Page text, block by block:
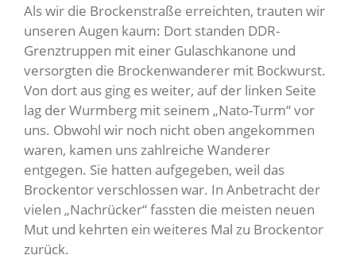
Als wir die Brockenstraße erreichten, trauten wir
unseren Augen kaum: Dort standen DDR-
Grenztruppen mit einer Gulaschkanone und
versorgten die Brockenwanderer mit Bockwurst.
Von dort aus ging es weiter, auf der linken Seite
lag der Wurmberg mit seinem „Nato-Turm“ vor
uns. Obwohl wir noch nicht oben angekommen
waren, kamen uns zahlreiche Wanderer
entgegen. Sie hatten aufgegeben, weil das
Brockentor verschlossen war. In Anbetracht der
vielen „Nachrücker“ fassten die meisten neuen
Mut und kehrten ein weiteres Mal zu Brockentor
zurück.